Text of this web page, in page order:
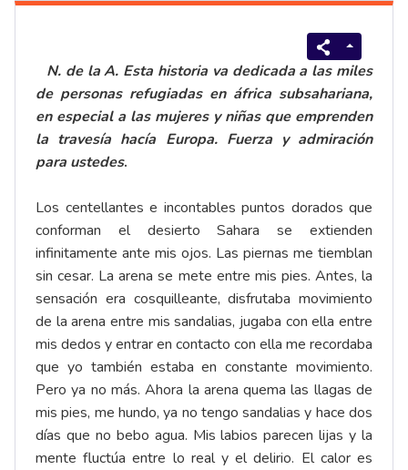
N. de la A. Esta historia va dedicada a las miles
de personas refugiadas en áfrica subsahariana,
en especial a las mujeres y niñas que emprenden
la travesía hacía Europa. Fuerza y admiración
para ustedes.
Los centellantes e incontables puntos dorados que
conforman el desierto Sahara se extienden
infinitamente ante mis ojos. Las piernas me tiemblan
sin cesar. La arena se mete entre mis pies. Antes, la
sensación era cosquilleante, disfrutaba movimiento
de la arena entre mis sandalias, jugaba con ella entre
mis dedos y entrar en contacto con ella me recordaba
que yo también estaba en constante movimiento.
Pero ya no más. Ahora la arena quema las llagas de
mis pies, me hundo, ya no tengo sandalias y hace dos
días que no bebo agua. Mis labios parecen lijas y la
mente fluctúa entre lo real y el delirio. El calor es